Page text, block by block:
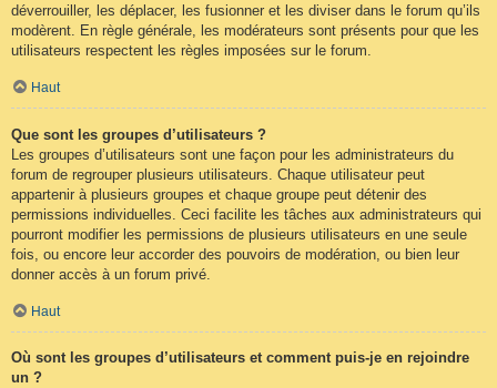
déverrouiller, les déplacer, les fusionner et les diviser dans le forum qu’ils
modèrent. En règle générale, les modérateurs sont présents pour que les
utilisateurs respectent les règles imposées sur le forum.
Haut
Que sont les groupes d’utilisateurs ?
Les groupes d’utilisateurs sont une façon pour les administrateurs du
forum de regrouper plusieurs utilisateurs. Chaque utilisateur peut
appartenir à plusieurs groupes et chaque groupe peut détenir des
permissions individuelles. Ceci facilite les tâches aux administrateurs qui
pourront modifier les permissions de plusieurs utilisateurs en une seule
fois, ou encore leur accorder des pouvoirs de modération, ou bien leur
donner accès à un forum privé.
Haut
Où sont les groupes d’utilisateurs et comment puis-je en rejoindre
un ?